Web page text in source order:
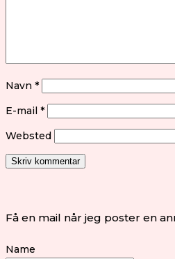
Navn *
E-mail *
Websted
Få en mail når jeg poster en
Name